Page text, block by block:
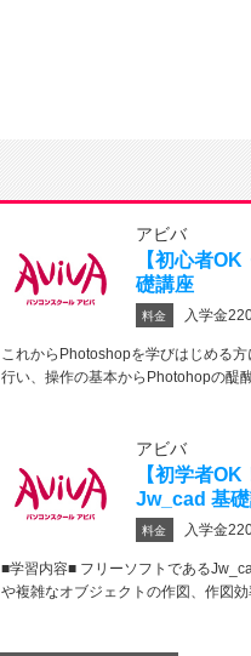
アビバ
【初心者
礎講座
料金 入学金
これからPhotoshopを学びはじめる
行い、操作の基本からPhotohopの醍
アビバ
【初学者
Jw_cad 基
料金 入学金
■学習内容■ フリーソフトである
や複雑なオブジェクトの作図、作図効